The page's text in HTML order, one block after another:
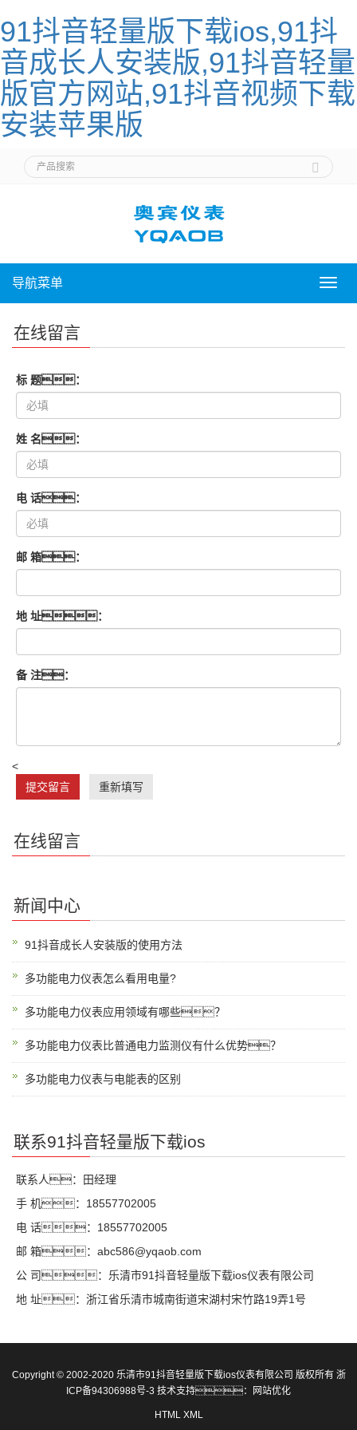
91抖音轻量版下载ios,91抖
音成长人安装版,91抖音轻量
版官方网站,91抖音视频下载
安装苹果版
导
导航菜单
在线留言
标 题：
姓 名：
电 话：
邮 箱：
地 址：
备 注：
<
提交留言
重新填写
在线留言
新闻中心
91抖音成长人安装版的使用方法
多功能电力仪表怎么看用电量?
多功能电力仪表应用领域有哪些？
多功能电力仪表比普通电力监测仪有什么优势？
多功能电力仪表与电能表的区别
联系91抖音轻量版下载ios
联系人：田经理
手 机：18557702005
电 话：18557702005
邮 箱：abc586@yqaob.com
公 司：乐清市91抖音轻量版下载ios仪表有限公司
地 址：浙江省乐清市城南街道宋湖村宋竹路19弄1号
Copyright © 2002-2020 乐清市91抖音轻量版下载ios仪表有限公司 版权所有 浙
ICP备94306988号-3 技术支持： 网站优化
HTML XML